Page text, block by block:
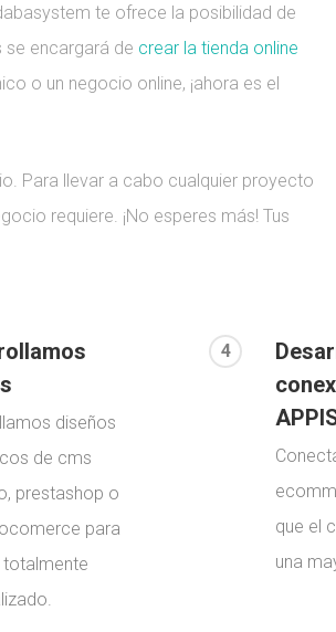
te ofrece la posibilidad de
encargará de crear la tienda online
o un negocio online, ¡ahora es el
Para llevar a cabo cualquier proyecto
requiere. ¡No esperes más! Tus
diseños
de cms
prestashop o
para
totalmente
4
que el
una